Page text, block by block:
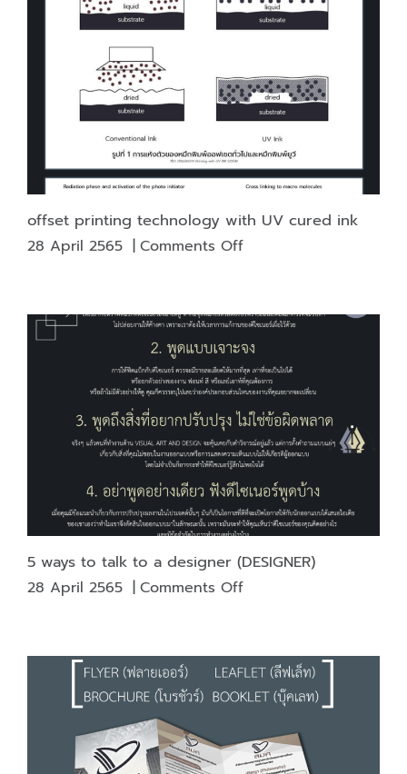
Beauty
creates
mood
for
the
beholder,
and
colors
have
a
offset printing technology with UV cured ink
28 April 2565 | Comments Offon
technology
with
UV
cured
ink
5 ways to talk to a designer (DESIGNER)
28 April 2565 | Comments Offon
to
talk
to
designer
(DESIGNER)